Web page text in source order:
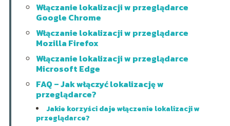
Włączanie lokalizacji w przeglądarce
Google Chrome
Włączanie lokalizacji w przeglądarce
Mozilla Firefox
Włączanie lokalizacji w przeglądarce
Microsoft Edge
FAQ – Jak włączyć lokalizację w
przeglądarce?
Jakie korzyści daje włączenie lokalizacji w
przeglądarce?